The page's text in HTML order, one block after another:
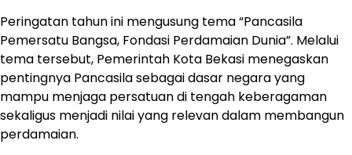
Peringatan tahun ini mengusung tema “Pancasila
Pemersatu Bangsa, Fondasi Perdamaian Dunia”. Melalui
tema tersebut, Pemerintah Kota Bekasi menegaskan
pentingnya Pancasila sebagai dasar negara yang
mampu menjaga persatuan di tengah keberagaman
sekaligus menjadi nilai yang relevan dalam membangun
perdamaian.